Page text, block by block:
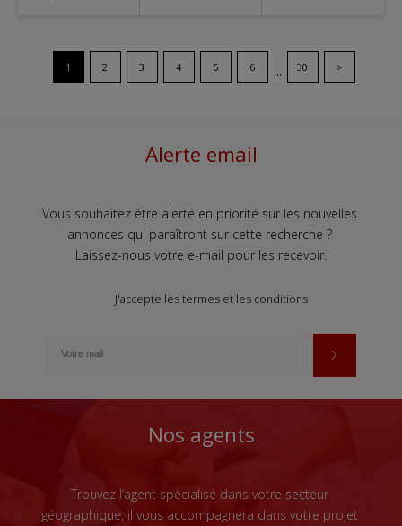
1 2 3 4 5 6 ... 30 >
Alerte email
Vous souhaitez être alerté en priorité sur les nouvelles
annonces qui paraîtront sur cette recherche ?
Laissez-nous votre e-mail pour les recevoir.
J'accepte les termes et les conditions
Nos agents
Trouvez l’agent spécialisé dans votre secteur
géographique, il vous accompagnera dans votre projet